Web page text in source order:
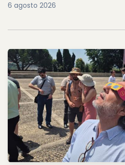
6 agosto 2026